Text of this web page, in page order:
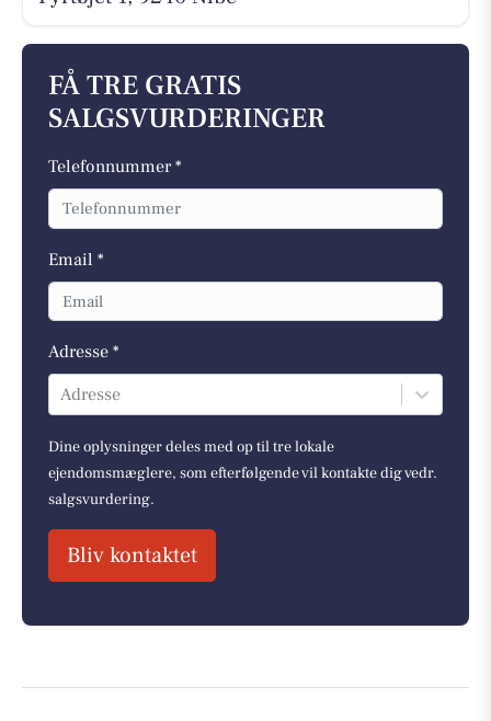
FÅ TRE GRATIS
SALGSVURDERINGER
Telefonnummer *
Email *
Adresse *
Adresse
Dine oplysninger deles med op til tre lokale
ejendomsmæglere, som efterfølgende vil kontakte dig vedr.
salgsvurdering.
Bliv kontaktet